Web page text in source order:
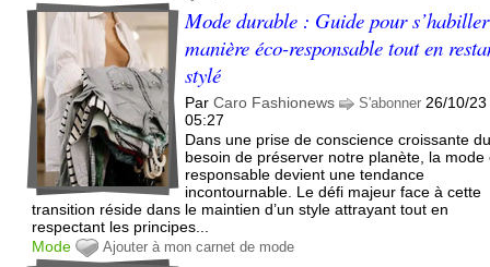
Mode durable : Guide pour
manière éco-responsable tout en
stylé
ParCaro Fashionews S'abonner 26/10/23
05:27
Dans une prise de conscience croissante
besoin de préserver notre planète, la mode
responsable devient une tendance
incontournable. Le défi majeur face à cette
transition réside dans le maintien d’un style attrayant tout en
respectant les principes...
Mode
Ajouter à mon carnet de mode